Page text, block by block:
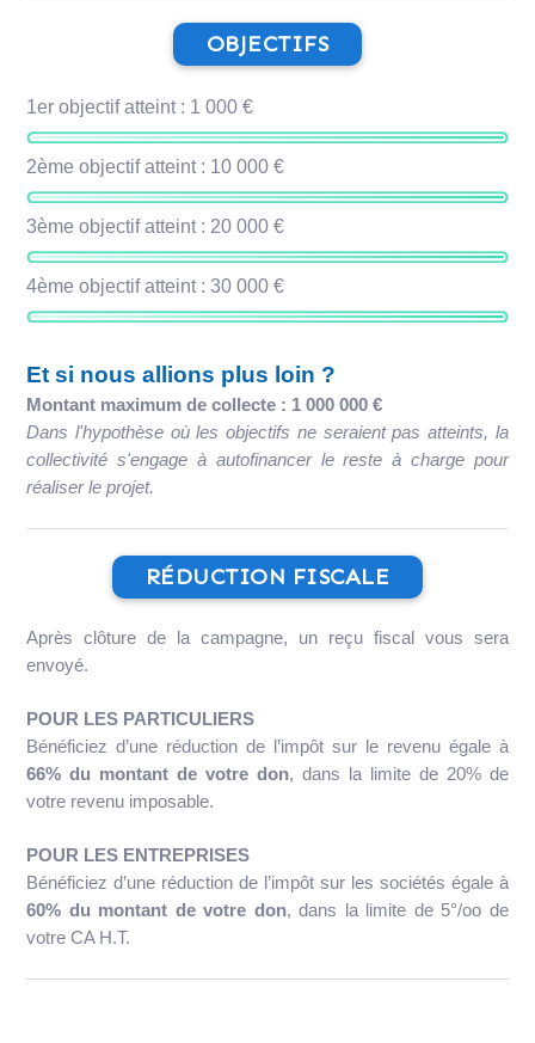
OBJECTIFS
1er objectif atteint : 1 000 €
2ème objectif atteint : 10 000 €
3ème objectif atteint : 20 000 €
4ème objectif atteint : 30 000 €
Et si nous allions plus loin ?
Montant maximum de collecte : 1 000 000 €
Dans l'hypothèse où les objectifs ne seraient pas atteints, la
collectivité s'engage à autofinancer le reste à charge pour
réaliser le projet.
RÉDUCTION FISCALE
Après clôture de la campagne, un reçu fiscal vous sera
envoyé.
POUR LES PARTICULIERS
Bénéficiez d’une réduction de l’impôt sur le revenu égale à
66% du montant de votre don, dans la limite de 20% de
votre revenu imposable.
POUR LES ENTREPRISES
Bénéficiez d’une réduction de l’impôt sur les sociétés égale à
60% du montant de votre don, dans la limite de 5°/oo de
votre CA H.T.